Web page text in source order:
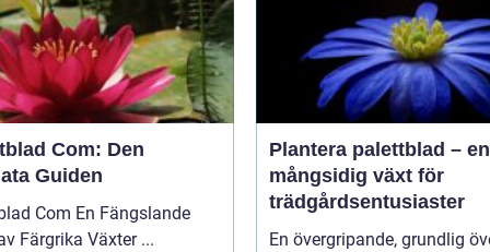
Com: Den
Guiden
En Fängslande
Värld av Färgrika Växter ...
Plantera palettblad – en
mångsidig växt för
trädgårdsentusiaster
En övergripande, grundlig